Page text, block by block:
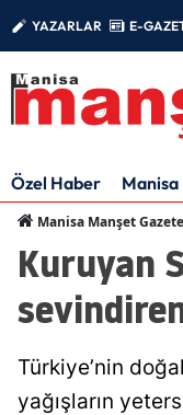
YAZARLAR E-
Özel Haber
Manisa Manşet
Kuruyan
Türkiye’nin
yağışların